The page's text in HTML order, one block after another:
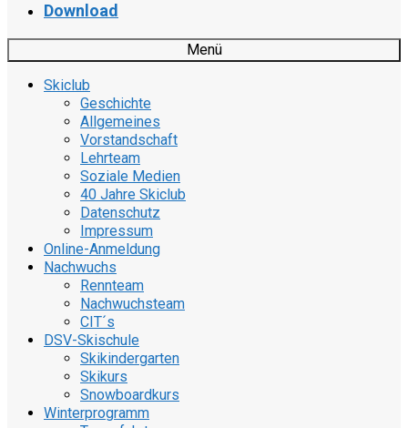
Download
Menü
Skiclub
Geschichte
Allgemeines
Vorstandschaft
Lehrteam
Soziale Medien
40 Jahre Skiclub
Datenschutz
Impressum
Online-Anmeldung
Nachwuchs
Rennteam
Nachwuchsteam
CIT´s
DSV-Skischule
Skikindergarten
Skikurs
Snowboardkurs
Winterprogramm